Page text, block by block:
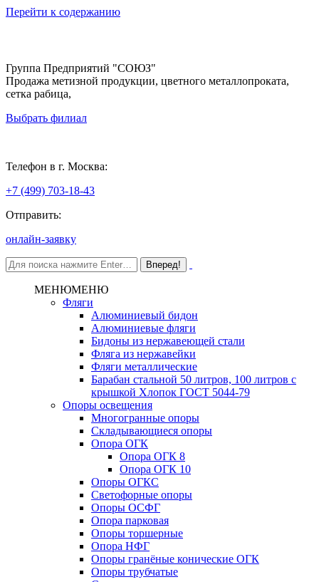
Перейти к содержанию
Группа Предприятий "СОЮЗ"
Продажа метизной продукции, цветного металлопроката,
сетка рабица,
Выбрать филиал
Телефон в г. Москва:
+7 (499) 703-18-43
Отправить:
онлайн-заявку
МЕНЮМЕНЮ
Фляги
Алюминиевый бидон
Алюминиевые фляги
Бидоны из нержавеющей стали
Фляга из нержавейки
Фляги металлические
Барабан стальной 50 литров, 100 литров с
крышкой Хлопок ГОСТ 5044-79
Опоры освещения
Многогранные опоры
Складывающиеся опоры
Опора ОГК
Опора ОГК 8
Опора ОГК 10
Опоры ОГКС
Светофорные опоры
Опоры ОСФГ
Опора парковая
Опоры торшерные
Опора НФГ
Опоры гранёные конические ОГК
Опоры трубчатые